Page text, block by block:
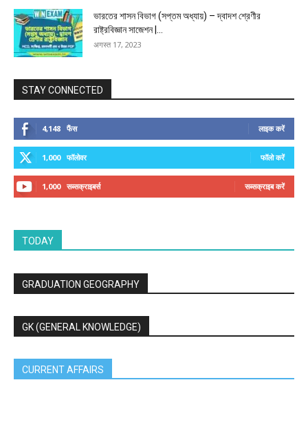
ভারতের শাসন বিভাগ (সপ্তম অধ্যায়) – দ্বাদশ শ্রেণীর
রাষ্ট্রবিজ্ঞান সাজেশন |...
अगस्त 17, 2023
STAY CONNECTED
4,148 फैंस लाइक करें
1,000 फॉलोवर फॉलो करें
1,000 सब्सक्राइबर्स सब्सक्राइब करें
TODAY
GRADUATION GEOGRAPHY
GK (GENERAL KNOWLEDGE)
CURRENT AFFAIRS